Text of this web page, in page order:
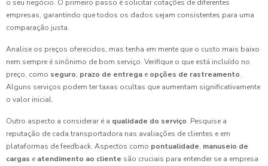
o seu negócio. O primeiro passo é solicitar cotações de diferentes
empresas, garantindo que todos os dados sejam consistentes para uma
comparação justa.
Analise os preços oferecidos, mas tenha em mente que o custo mais baixo
nem sempre é sinônimo de bom serviço. Verifique o que está incluído no
preço, como seguro, prazo de entrega e opções de rastreamento.
Alguns serviços podem ter taxas ocultas que aumentam significativamente
o valor inicial.
Outro aspecto a considerar é a qualidade do serviço. Pesquise a
reputação de cada transportadora nas avaliações de clientes e em
plataformas de feedback. Aspectos como pontualidade, manuseio de
cargas e atendimento ao cliente são cruciais para entender se a empresa